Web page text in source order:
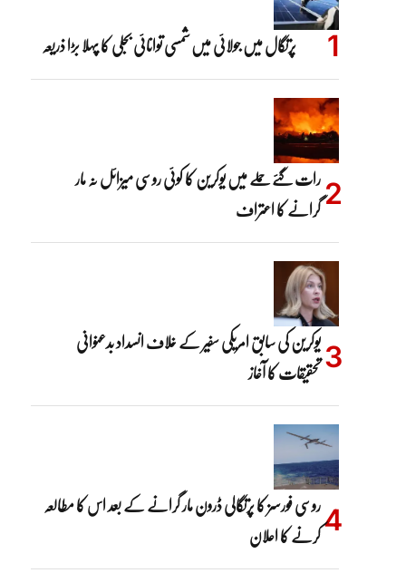
پرتگال میں جولائی میں شمسی توانائی بجلی کا پہلا بڑا ذریعہ
رات گئے حملے میں یوکرین کا کوئی روسی میزائل نہ مار
گرانے کا اعتراف
یوکرین کی سابق امریکی سفیر کے خلاف انسداد بدعنوانی
تحقیقات کا آغاز
روسی فورسز کا پرتگالی ڈرون مار گرانے کے بعد اس کا مطالعہ
کرنے کا اعلان